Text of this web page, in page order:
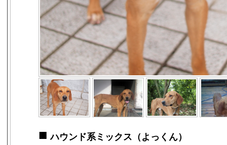
■ ハウンド系ミックス（よっくん）